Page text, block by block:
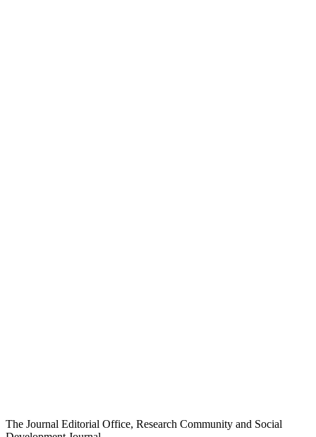
The Journal Editorial Office, Research Community and Social